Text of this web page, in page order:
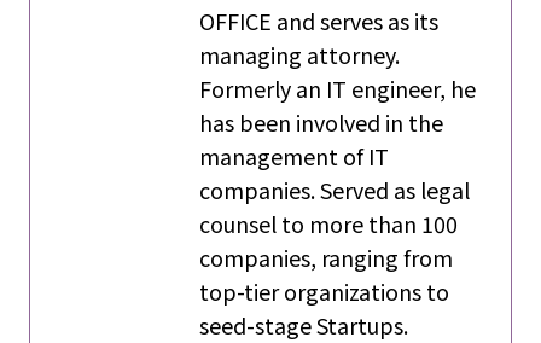
OFFICE and serves as its
managing attorney.
Formerly an IT engineer, he
has been involved in the
management of IT
companies. Served as legal
counsel to more than 100
companies, ranging from
top-tier organizations to
seed-stage Startups.